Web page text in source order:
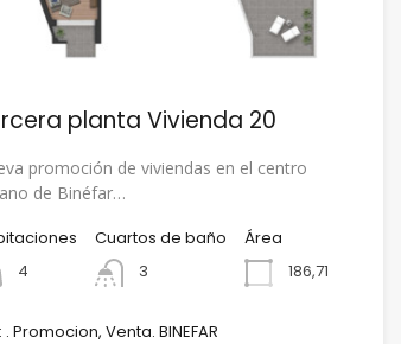
planta Vivienda 20
promoción de viviendas en el centro
de Binéfar…
4
Cuartos de baño
3
Área
186,71
. Promocion, Venta. BINEFAR